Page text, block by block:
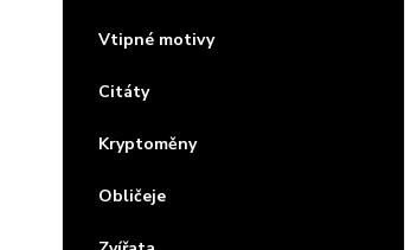
Vtipné motivy
Citáty
Kryptoměny
Obličeje